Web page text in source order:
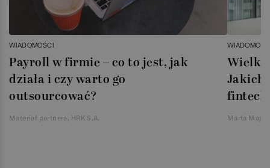
WIADOMOŚCI
Payroll w firmie – co to jest, jak
działa i czy warto go
outsourcować?
Materiał partnera, HRK S.A.
Jakich
Marta